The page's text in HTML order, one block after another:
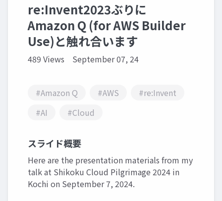
re:Invent2023ぶりに
Amazon Q (for AWS Builder
Use)と触れ合います
489 Views September 07, 24
#Amazon Q #AWS
#re:Invent
#AI
#Cloud
スライド概要
Here are the presentation materials from my
talk at Shikoku Cloud Pilgrimage 2024 in
Kochi on September 7, 2024.